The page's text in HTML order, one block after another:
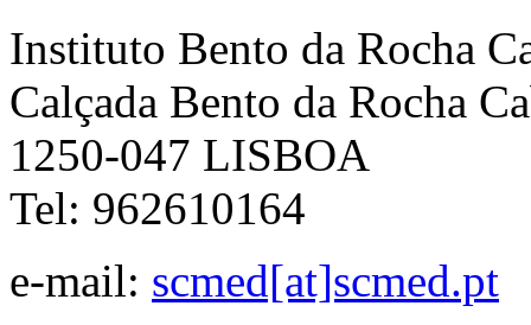
Instituto Bento da Rocha
Calçada Bento da Rocha
1250-047 LISBOA
Tel: 962610164
e-mail: scmed[at]scmed.pt